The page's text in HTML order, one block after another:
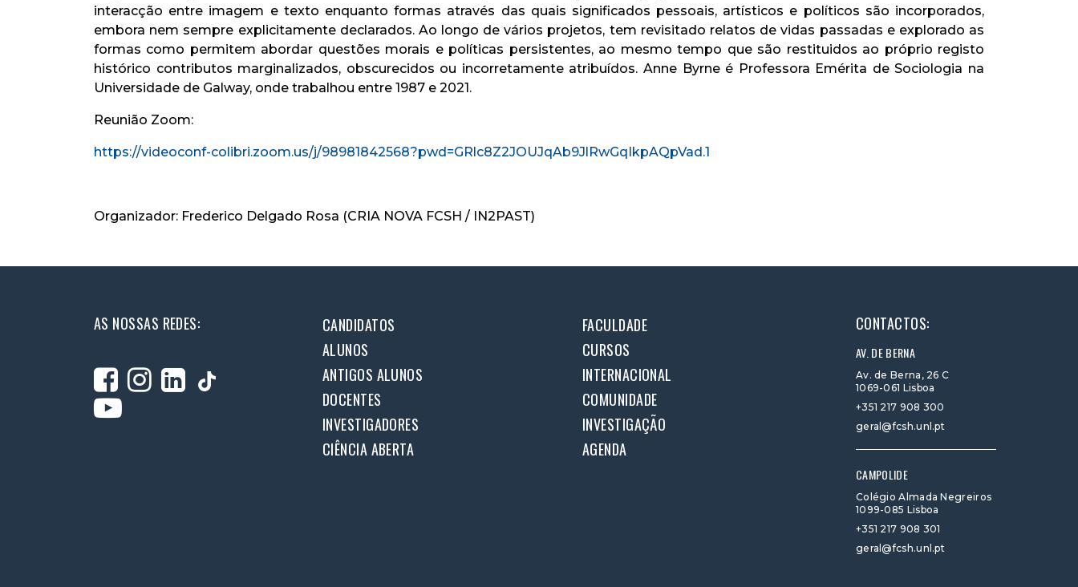
interacção entre imagem e texto enquanto formas através das quais significados pessoais, artísticos e políticos são incorporados,
embora nem sempre explicitamente declarados. Ao longo de vários projetos, tem revisitado relatos de vidas passadas e explorado as
formas como permitem abordar questões morais e políticas persistentes, ao mesmo tempo que são restituidos ao próprio registo
histórico contributos marginalizados, obscurecidos ou incorretamente atribuídos. Anne Byrne é Professora Emérita de Sociologia na
Universidade de Galway, onde trabalhou entre 1987 e 2021.
Reunião Zoom:
https://videoconf-colibri.zoom.us/j/98981842568?pwd=GRlc8Z2JOUJqAb9JlRwGqIkpAQpVad.1
Organizador: Frederico Delgado Rosa (CRIA NOVA FCSH / IN2PAST)
AS NOSSAS REDES: CANDIDATOS
FACULDADE
ALUNOS
CURSOS
ANTIGOS ALUNOS
INTERNACIONAL
DOCENTES
COMUNIDADE
INVESTIGADORES
INVESTIGAÇÃO
CIÊNCIA ABERTA
AGENDA
CONTACTOS:
AV. DE BERNA
Av. de Berna, 26 C
1069-061 Lisboa
+351 217 908 300
geral@fcsh.unl.pt
CAMPOLIDE
Colégio Almada Negreiros
1099-085 Lisboa
+351 217 908 301
geral@fcsh.unl.pt